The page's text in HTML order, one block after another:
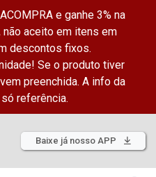
e ganhe 3% na
aceito em itens em
descontos fixos.
Se o produto tiver
preenchida. A info da
referência.
Baixe já nosso APP